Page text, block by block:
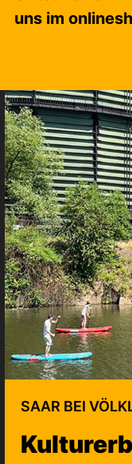
uns im
SAAR BEI